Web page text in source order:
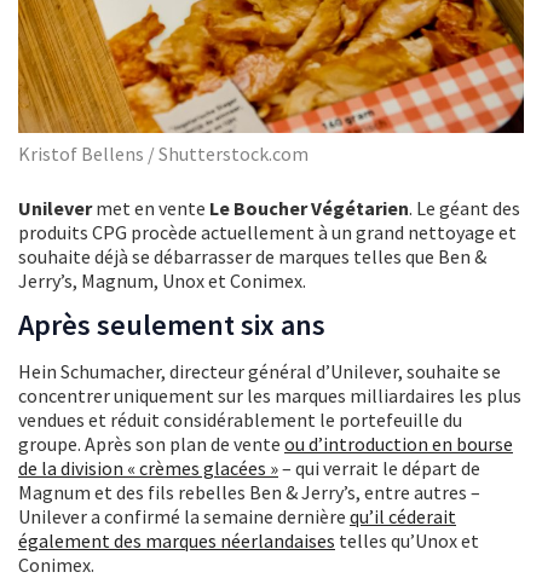
Kristof Bellens / Shutterstock.com
Unilevermet en vente Le Boucher Végétarien. Le géant des
produits CPG procède actuellement à un grand nettoyage et
souhaite déjà se débarrasser de marques telles que Ben &
Jerry’s, Magnum, Unox et Conimex.
Après seulement six ans
Hein Schumacher, directeur général d’Unilever, souhaite se
concentrer uniquement sur les marques milliardaires les plus
vendues et réduit considérablement le portefeuille du
groupe. Après son plan de vente ou d’introduction en bourse
de la division « crèmes glacées »– qui verrait le départ de
Magnum et des fils rebelles Ben & Jerry’s, entre autres –
Unilever a confirmé la semaine dernière qu’il céderait
également des marques néerlandaises telles qu’Unox et
Conimex.